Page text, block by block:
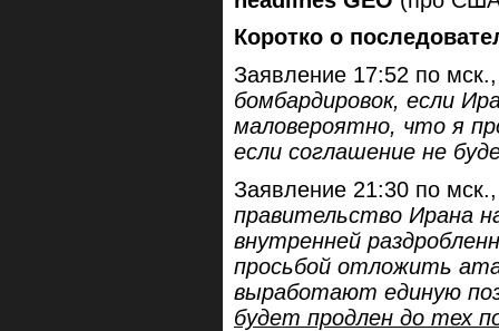
Коротко о
Заявление 17:52 по
бомбардировок, если
маловероятно, что я
если соглашение не
Заявление 21:30 по
правительство Ирана
внутренней
просьбой отложить
выработают единую
будет продлен до тех